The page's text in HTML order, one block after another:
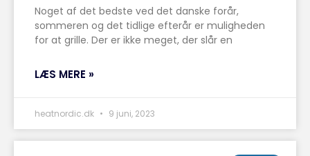
Noget af det bedste ved det danske forår,
sommeren og det tidlige efterår er muligheden
for at grille. Der er ikke meget, der slår en
LÆS MERE »
heatnordic.dk 9 juni, 2023